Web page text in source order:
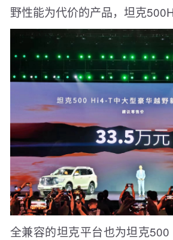
野性能为代价的产品，坦克
全兼容的坦克平台也为坦克